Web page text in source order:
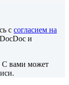
с согласием на
и
С вами может